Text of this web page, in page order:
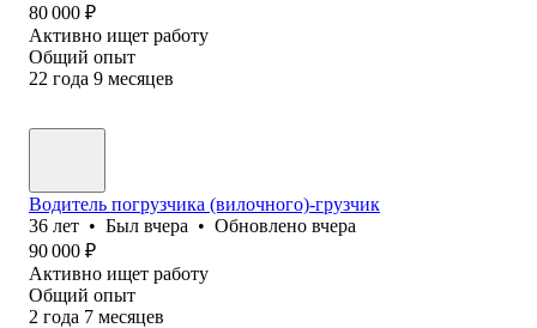
80 000 ₽
Активно ищет работу
Общий опыт
22 года 9 месяцев
Водитель погрузчика (вилочного)-грузчик
36 лет • Был вчера • Обновлено вчера
90 000 ₽
Активно ищет работу
Общий опыт
2 года 7 месяцев